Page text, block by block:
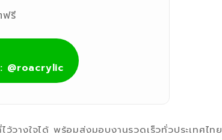
ฟรี
@roacrylic
างใจได้ พร้อมส่งมอบงานรวดเร็วทั่วประเทศไทย